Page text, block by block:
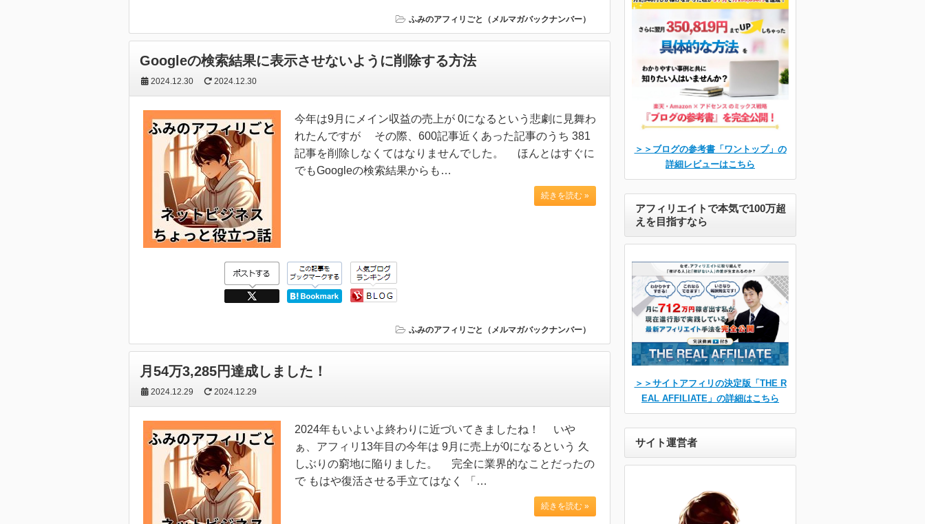
ふみのアフィリごと（メルマガバックナンバー）
Googleの検索結果に表示させないように削除する方法
2024.12.30 2024.12.30
今年は9月にメイン収益の売上が 0になるという悲劇に見舞わ
れたんですが その際、600記事近くあった記事のうち 381
記事を削除しなくてはなりませんでした。 ほんとはすぐに
でもGoogleの検索結果からも…
続きを読む »
ふみのアフィリごと（メルマガバックナンバー）
月54万3,285円達成しました！
2024.12.29 2024.12.29
2024年もいよいよ終わりに近づいてきましたね！ いや
ぁ、アフィリ13年目の今年は 9月に売上が0になるという 久
しぶりの窮地に陥りました。 完全に業界的なことだったの
で もはや復活させる手立てはなく 「…
続きを読む »
＞＞ブログの参考書「ワントップ」の
詳細レビューはこちら
アフィリエイトで本気で100万超
えを目指すなら
＞＞サイトアフィリの決定版「THE R
EAL AFFILIATE」の詳細はこちら
サイト運営者